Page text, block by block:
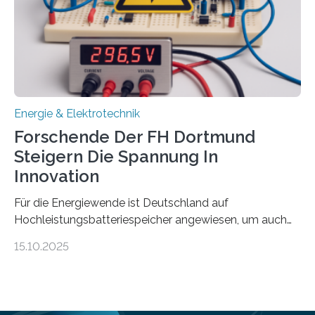
Bayerischen Wissenschaftsministeriums. Im
Mittelpunkt steht der direkte Wissenstransfer: Neue
wissenschaftliche Erkenntnisse sollen rasch in die
Energie & Elektrotechnik
Forschende Der FH Dortmund
Steigern Die Spannung In
Innovation
Für die Energiewende ist Deutschland auf
Hochleistungsbatteriespeicher angewiesen, um auch
Doch mit der immensen Zahl einzelner Batteriezellen,
15.10.2025